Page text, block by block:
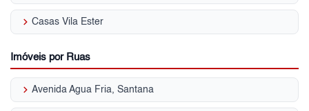
keyboard_arrow_right Casas Vila Ester
Imóveis por Ruas
keyboard_arrow_right Avenida Agua Fria, Santana